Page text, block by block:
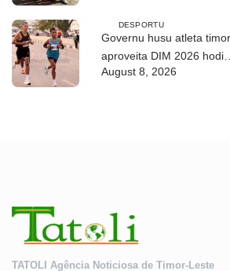
DESPORTU
Governu husu atleta
aproveita DIM 2026 hodi
dezenvolve kapasidade
August 8, 2026
TATOLI Agência Noticiosa de Timor-Leste